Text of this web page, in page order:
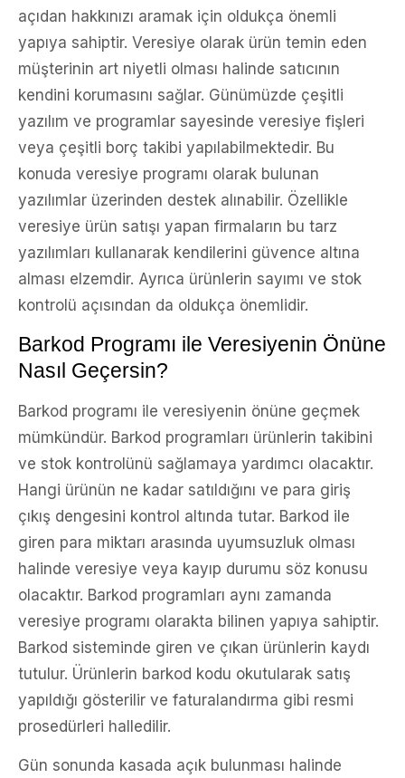
açıdan hakkınızı aramak için oldukça önemli
yapıya sahiptir. Veresiye olarak ürün temin eden
müşterinin art niyetli olması halinde satıcının
kendini korumasını sağlar. Günümüzde çeşitli
yazılım ve programlar sayesinde veresiye fişleri
veya çeşitli borç takibi yapılabilmektedir. Bu
konuda veresiye programı olarak bulunan
yazılımlar üzerinden destek alınabilir. Özellikle
veresiye ürün satışı yapan firmaların bu tarz
yazılımları kullanarak kendilerini güvence altına
alması elzemdir. Ayrıca ürünlerin sayımı ve stok
kontrolü açısından da oldukça önemlidir.
Barkod Programı ile Veresiyenin Önüne
Nasıl Geçersin?
Barkod programı ile veresiyenin önüne geçmek
mümkündür. Barkod programları ürünlerin takibini
ve stok kontrolünü sağlamaya yardımcı olacaktır.
Hangi ürünün ne kadar satıldığını ve para giriş
çıkış dengesini kontrol altında tutar. Barkod ile
giren para miktarı arasında uyumsuzluk olması
halinde veresiye veya kayıp durumu söz konusu
olacaktır. Barkod programları aynı zamanda
veresiye programı olarakta bilinen yapıya sahiptir.
Barkod sisteminde giren ve çıkan ürünlerin kaydı
tutulur. Ürünlerin barkod kodu okutularak satış
yapıldığı gösterilir ve faturalandırma gibi resmi
prosedürleri halledilir.
Gün sonunda kasada açık bulunması halinde